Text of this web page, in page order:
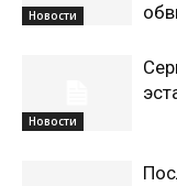
Новости
Новости